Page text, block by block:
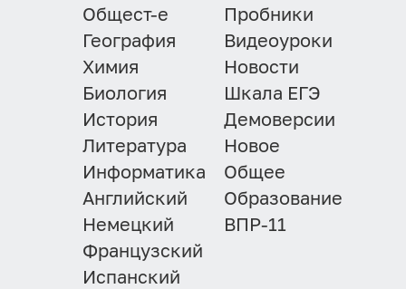
Общест-е
География
Химия
Биология
История
Литература
Информатика
Английский
Немецкий
Французский
Испанский
Пробники
Видеоуроки
Новости
Шкала ЕГЭ
Демоверсии
Новое
Общее
Образование
ВПР-11